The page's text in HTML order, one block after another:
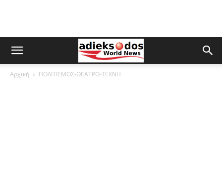
Αρχική ΠΟΛΙΤΙΣΜΟΣ-ΘΕΑΤΡΟ-ΤΕΧΝΗ